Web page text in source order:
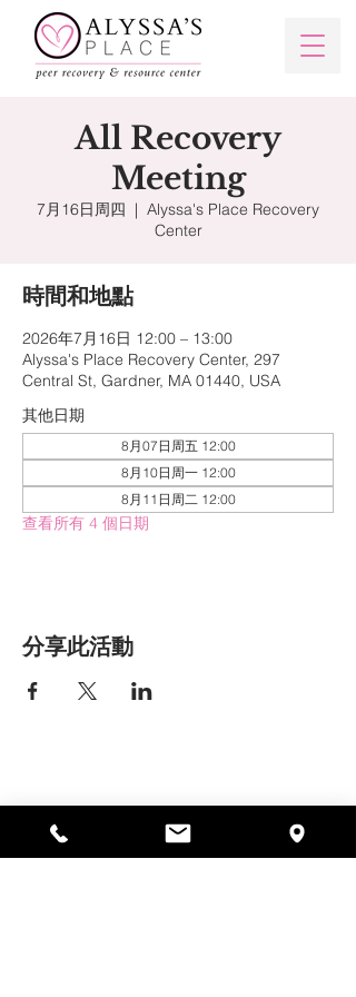
All Recovery
Meeting
7月16日周四
  |
Alyssa's Place Recovery
Center
時間和地點
2026年7月16日 12:00 – 13:00
Alyssa's Place Recovery Center, 297
Central St, Gardner, MA 01440, USA
其他日期
8月07日周五 12:00
8月10日周一 12:00
8月11日周二 12:00
查看所有 4 個日期
分享此活動
01440
978-364-0920